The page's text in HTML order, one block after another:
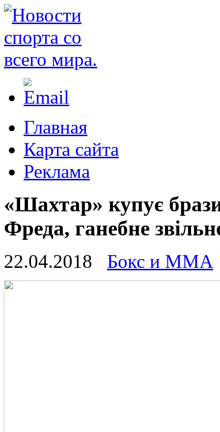
Главная
Карта сайта
Реклама
«Шахтар» купує
Фреда, ганебне
22.04.2018 Бокс и ММА